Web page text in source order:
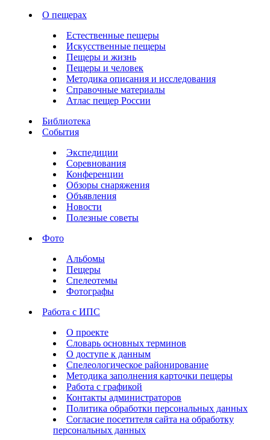
О пещерах
Естественные пещеры
Искусственные пещеры
Пещеры и жизнь
Пещеры и человек
Методика описания и исследования
Справочные материалы
Атлас пещер России
Библиотека
События
Экспедиции
Соревнования
Конференции
Обзоры снаряжения
Объявления
Новости
Полезные советы
Фото
Альбомы
Пещеры
Спелеотемы
Фотографы
Работа с ИПС
О проекте
Словарь основных терминов
О доступе к данным
Спелеологическое районирование
Методика заполнения карточки пещеры
Работа с графикой
Контакты администраторов
Политика обработки персональных данных
Согласие посетителя сайта на обработку
персональных данных